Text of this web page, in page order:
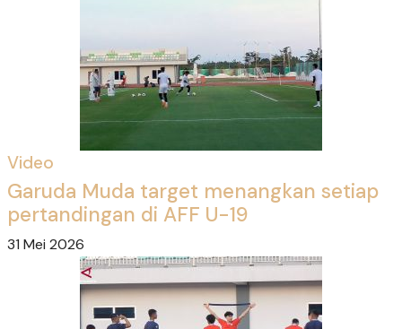
Video
Garuda Muda target menangkan setiap
pertandingan di AFF U-19
31 Mei 2026